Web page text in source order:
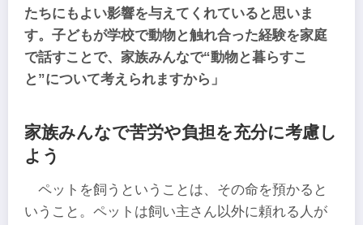
たちにもよい影響を与えてくれていると思いま
す。子どもが学校で動物と触れ合った経験を家庭
で話すことで、家族みんなで“動物と暮らすこ
と”について考えられますから」
家族みんなで苦労や負担を充分に考慮し
よう
ペットを飼うということは、その命を預かると
いうこと。ペットは飼い主さん以外に頼れる人が